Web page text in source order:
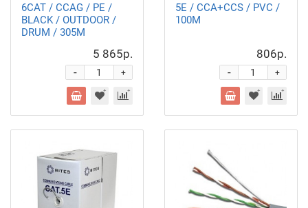
6CAT / CCAG / PE /
BLACK / OUTDOOR /
DRUM / 305M
5 865р.
+
-
5E / CCA+CCS / PVC /
100M
806р.
+
-